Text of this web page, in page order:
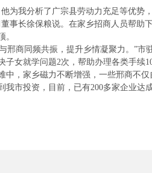
我分析了广宗县劳动力充足等优势
事长徐保粮说。在家乡招商人员帮助
。
商同频共振，提升乡情凝聚力。”市
女就学问题2次，帮助办理各类手续
，家乡磁力不断增强，一些邢商不仅
市投资，目前，已有200多家企业达